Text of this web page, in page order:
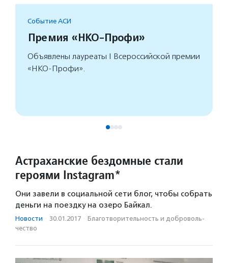
Событие АСИ
Премия «НКО-Профи»
Объявлены лауреаты I Всероссийской премии
«НКО-Профи».
Астраханские бездомные стали
героями Instagram*
Они завели в социальной сети блог, чтобы собрать
деньги на поездку на озеро Байкал.
Новости · 30.01.2017 · Благотвори­тель­ность и доброволь­
чест­во